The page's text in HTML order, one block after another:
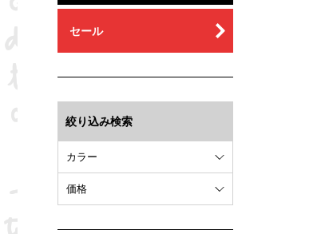
セール
絞り込み検索
カラー
価格